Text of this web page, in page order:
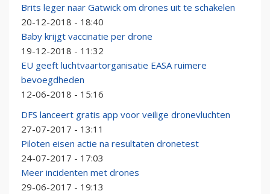
Brits leger naar Gatwick om drones uit te schakelen
20-12-2018 - 18:40
Baby krijgt vaccinatie per drone
19-12-2018 - 11:32
EU geeft luchtvaartorganisatie EASA ruimere
bevoegdheden
12-06-2018 - 15:16
DFS lanceert gratis app voor veilige dronevluchten
27-07-2017 - 13:11
Piloten eisen actie na resultaten dronetest
24-07-2017 - 17:03
Meer incidenten met drones
29-06-2017 - 19:13